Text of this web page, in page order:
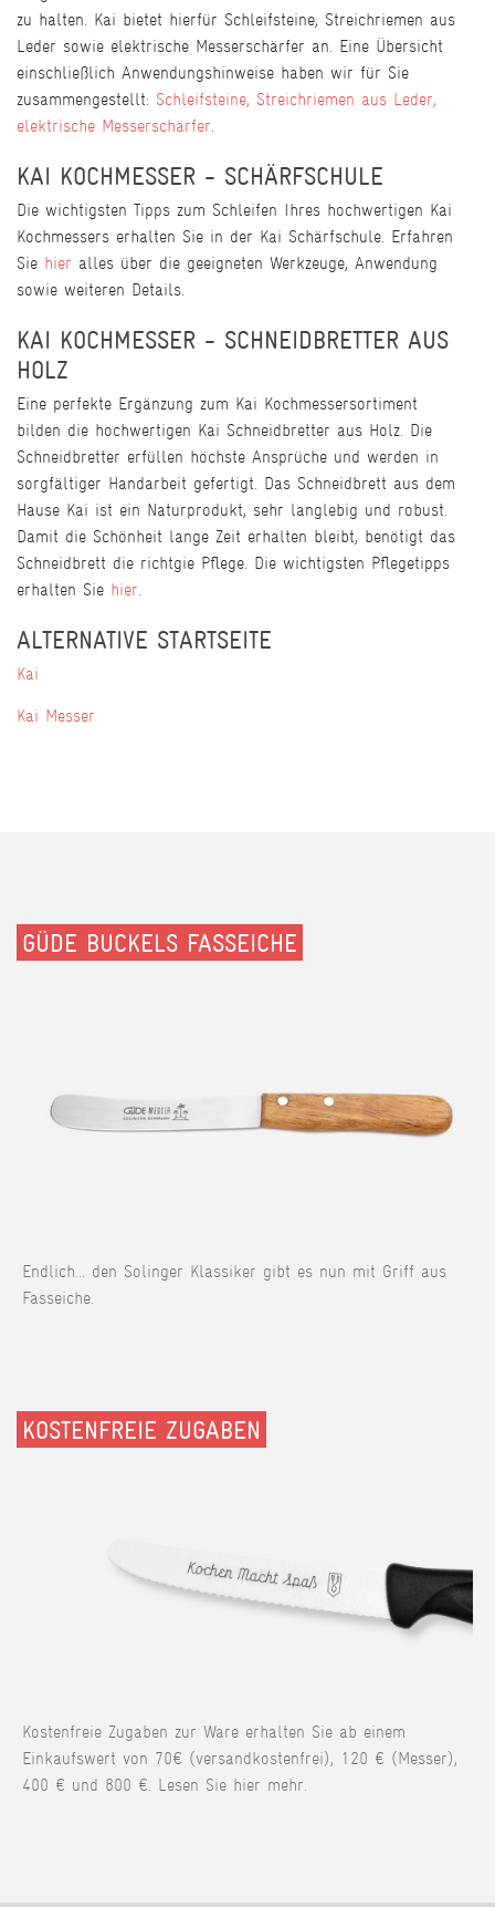
zu halten. Kai bietet hierfür Schleifsteine, Streichriemen aus
Leder sowie elektrische Messerschärfer an. Eine Übersicht
einschließlich Anwendungshinweise haben wir für Sie
zusammengestellt: Schleifsteine, Streichriemen aus Leder,
elektrische Messerschärfer.
KAI KOCHMESSER - SCHÄRFSCHULE
Die wichtigsten Tipps zum Schleifen Ihres hochwertigen Kai
Kochmessers erhalten Sie in der Kai Schärfschule. Erfahren
Sie hier alles über die geeigneten Werkzeuge, Anwendung
sowie weiteren Details.
KAI KOCHMESSER - SCHNEIDBRETTER AUS
HOLZ
Eine perfekte Ergänzung zum Kai Kochmessersortiment
bilden die hochwertigen Kai Schneidbretter aus Holz. Die
Schneidbretter erfüllen höchste Ansprüche und werden in
sorgfältiger Handarbeit gefertigt. Das Schneidbrett aus dem
Hause Kai ist ein Naturprodukt, sehr langlebig und robust.
Damit die Schönheit lange Zeit erhalten bleibt, benötigt das
Schneidbrett die richtgie Pflege. Die wichtigsten Pflegetipps
erhalten Sie hier.
ALTERNATIVE STARTSEITE
Kai
Kai Messer
GÜDE BUCKELS FASSEICHE
Endlich... den Solinger Klassiker gibt es nun mit Griff aus
Fasseiche.
KOSTENFREIE ZUGABEN
Kostenfreie Zugaben zur Ware erhalten Sie ab einem
Einkaufswert von 70€ (versandkostenfrei), 120 € (Messer),
400 € und 800 €. Lesen Sie hier mehr.